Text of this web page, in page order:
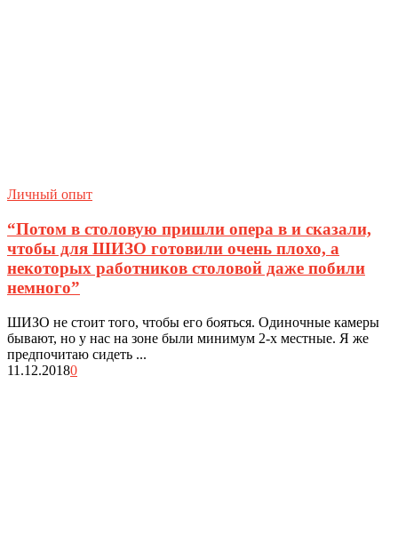
Личный опыт
“Потом в столовую пришли опера в и сказали,
чтобы для ШИЗО готовили очень плохо, а
некоторых работников столовой даже побили
немного”
ШИЗО не стоит того, чтобы его бояться. Одиночные камеры
бывают, но у нас на зоне были минимум 2-х местные. Я же
предпочитаю сидеть ...
11.12.20180